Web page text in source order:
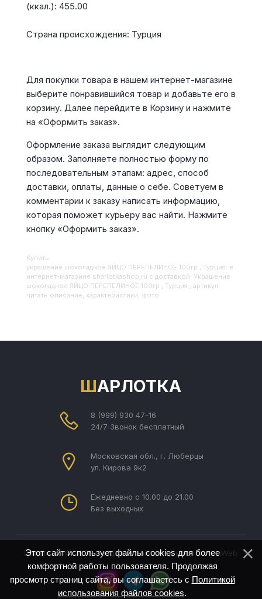
(ккал.): 455.00
Страна происхождения: Турция
Для покупки товара в нашем интернет-магазине
выберите понравившийся товар и добавьте его в
корзину. Далее перейдите в Корзину и нажмите
на «Оформить заказ».
Оформление заказа выглядит следующим
образом. Заполняете полностью форму по
последовательным этапам: адрес, способ
доставки, оплаты, данные о себе. Советуем в
комментарии к заказу написать информацию,
которая поможет курьеру вас найти. Нажмите
кнопку «Оформить заказ».
Купить
Украшение шоколадное ЯЙЦО ПЕРЕПЕЛИНОЕ 100гр , Турция. в
интернет-магазине sharlotkashop.ru с доставкой. Украшение
шоколадное ЯЙЦО ПЕРЕПЕЛИНОЕ 100гр , Турция., артикул :
читать описание, характеристики, фото
ШАРЛОТКА
8 (999) 930 47-16
24/7 Звонок бесплатный
Московская обл., г. Люберцы
ул. Кирова 9к2
Ежедневно с 10.00 до 21.00
Без выходных
Шарлотка © 2026Создание сайта под ключ Divly uWeb
Этот сайт использует файлы cookies для более
комфортной работы пользователя. Продолжая
просмотр страниц сайта, вы соглашаетесь с Политикой
использования файлов cookies.